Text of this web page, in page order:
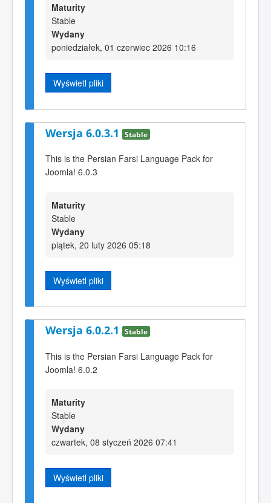
Maturity
Stable
Wydany
poniedziałek, 01 czerwiec 2026 10:16
Wyświetl pliki
Wersja 6.0.3.1 Stable
This is the Persian Farsi Language Pack for
Joomla! 6.0.3
Maturity
Stable
Wydany
piątek, 20 luty 2026 05:18
Wyświetl pliki
Wersja 6.0.2.1 Stable
This is the Persian Farsi Language Pack for
Joomla! 6.0.2
Maturity
Stable
Wydany
czwartek, 08 styczeń 2026 07:41
Wyświetl pliki